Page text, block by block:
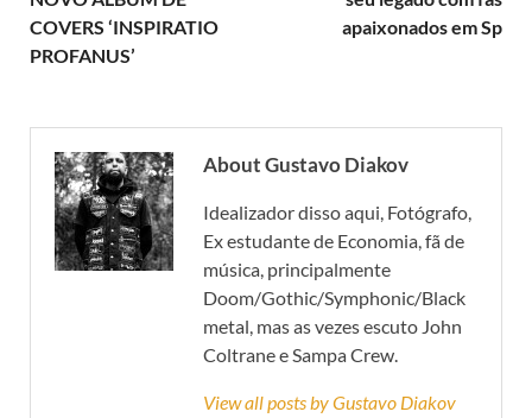
COVERS ‘INSPIRATIO
PROFANUS’
apaixonados em Sp
About Gustavo Diakov
Idealizador disso aqui, Fotógrafo,
Ex estudante de Economia, fã de
música, principalmente
Doom/Gothic/Symphonic/Black
metal, mas as vezes escuto John
Coltrane e Sampa Crew.
View all posts by Gustavo Diakov